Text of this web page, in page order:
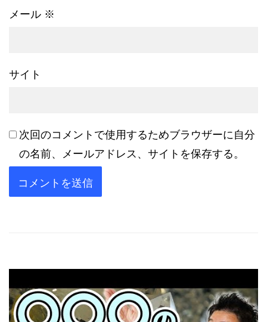
メール ※
サイト
次回のコメントで使用するためブラウザーに自分
の名前、メールアドレス、サイトを保存する。